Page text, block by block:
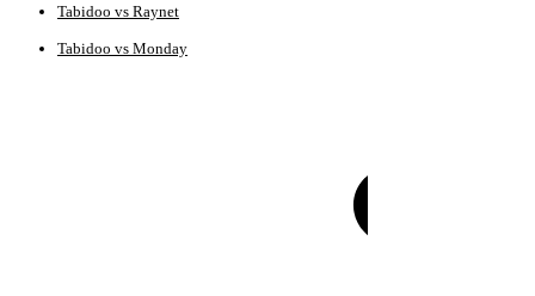
Tabidoo vs Raynet
Tabidoo vs Monday